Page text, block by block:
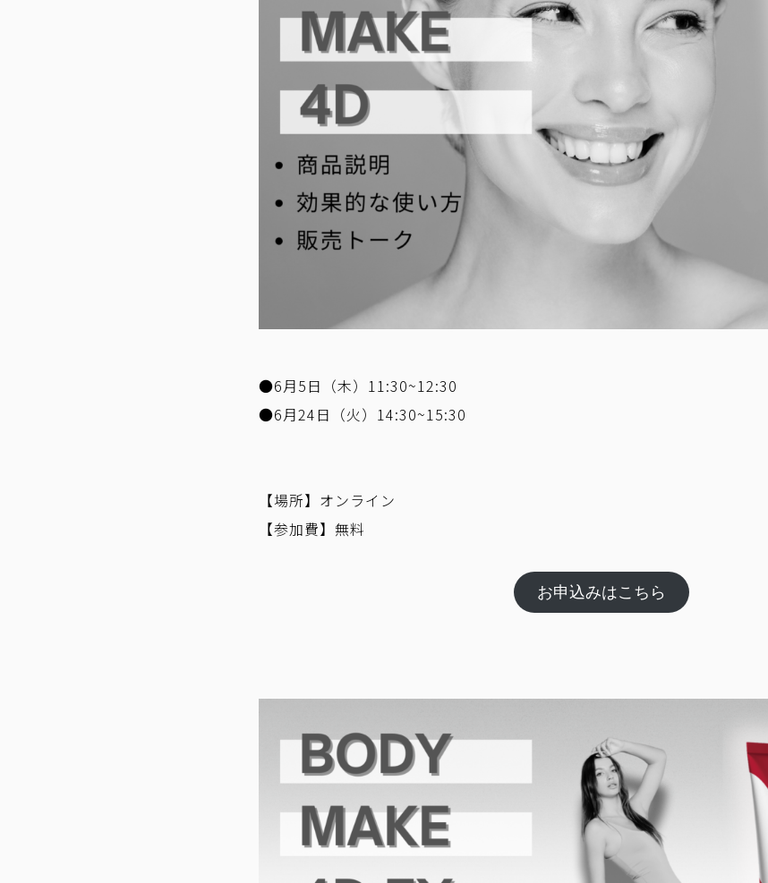
●6月5日（木）11:30~12:30
●6月24日（火）14:30~15:30
【場所】オンライン
【参加費】無料
お申込みはこちら